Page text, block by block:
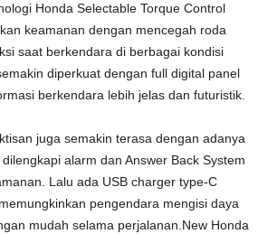
Honda Selectable Torque Control
keamanan dengan mencegah roda
saat berkendara di berbagai kondisi
diperkuat dengan full digital panel
berkendara lebih jelas dan futuristik.
juga semakin terasa dengan adanya
alarm dan Answer Back System
Lalu ada USB charger type-C
pengendara mengisi daya
mudah selama perjalanan.New Honda